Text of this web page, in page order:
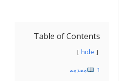
Table of Contents
hide
مقدمه